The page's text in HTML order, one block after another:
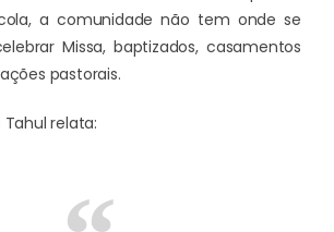
a comunidade não tem onde se
Missa, baptizados, casamentos
pastorais.
Tahul relata: